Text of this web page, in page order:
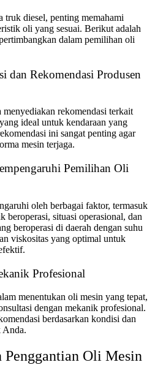
diesel, penting memahami
oli yang sesuai. Berikut adalah
dalam pemilihan oli
dan Rekomendasi Produsen
menyediakan rekomendasi terkait
ideal untuk kendaraan yang
ini sangat penting agar
mesin terjaga.
Pemilihan Oli
oleh berbagai faktor, termasuk
beroperasi, situasi operasional, dan
beroperasi di daerah dengan suhu
viskositas yang optimal untuk
Profesional
menentukan oli mesin yang tepat,
dengan mekanik profesional.
berdasarkan kondisi dan
Anda.
Penggantian Oli Mesin